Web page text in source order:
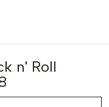
n' Roll